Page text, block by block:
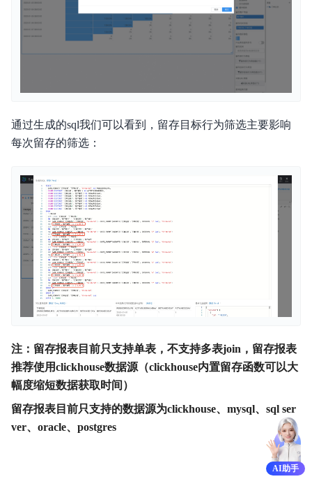
通过生成的sql我们可以看到，留存目标行为筛选主要影响
每次留存的筛选：
注：留存报表目前只支持单表，不支持多表join，留存报表
推荐使用clickhouse数据源（clickhouse内置留存函数可以大
幅度缩短数据获取时间）
留存报表目前只支持的数据源为clickhouse、mysql、sql ser
ver、oracle、postgres
AI助手